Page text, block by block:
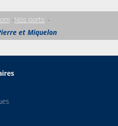
Nos ports
et Miquelon